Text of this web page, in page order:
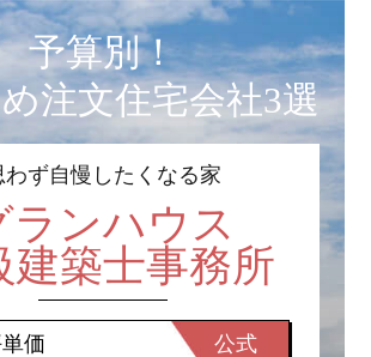
予算別！
注文住宅会社3選
わず自慢したくなる家
ランハウス
建築士事務所
価
公式